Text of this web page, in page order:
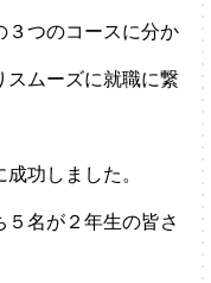
３つのコースに分か
スムーズに就職に繋
功しました。
名が２年生の皆さ